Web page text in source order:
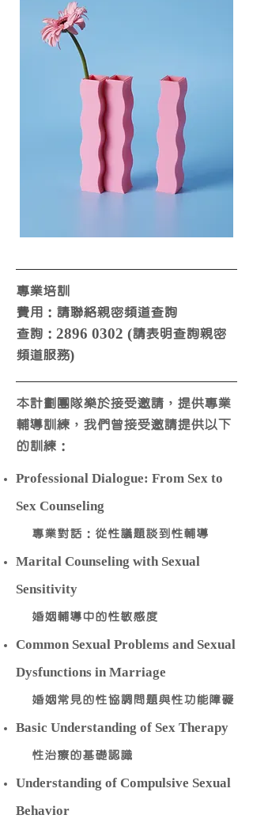
專業培訓
費用：請聯絡親密頻道查詢
查詢：2896 0302 (請表明查詢親密
頻道服務)
本計劃團隊樂於接受邀請，提供專業
輔導訓練，我們曾接受邀請提供以下
的訓練：
Professional Dialogue: From Sex to
Sex Counseling​
專業對話：從性議題談到性輔導
Marital Counseling with Sexual
Sensitivity
婚姻輔導中的性敏感度
Common Sexual Problems and Sexual
Dysfunctions in Marriage
婚姻常見的性協調問題與性功能障礙​
Basic Understanding of Sex Therapy
性治療的基礎認識
Understanding of Compulsive Sexual
Behavior